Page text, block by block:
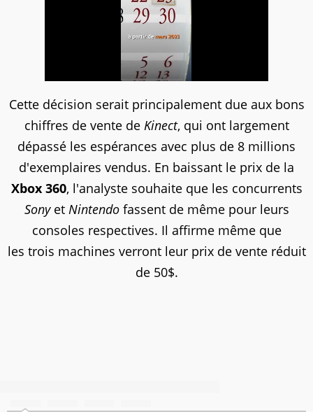
Cette décision serait principalement due aux bons
chiffres de vente de Kinect, qui ont largement
dépassé les espérances avec plus de 8 millions
d'exemplaires vendus. En baissant le prix de la
Xbox 360, l'analyste souhaite que les concurrents
Sonyet Nintendofassent de même pour leurs
consoles respectives. Il affirme même que
les trois machines verront leur prix de vente réduit
de 50$.